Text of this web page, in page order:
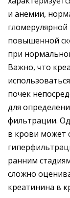
и анемии,
повышенной
при
Важно, что
почек
для
фильтрации.
в крови может
ранним
сложно
креатинина в